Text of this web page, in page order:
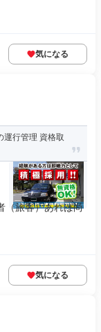
気になる
運行管理 資格取
（旅客）あれば尚
気になる